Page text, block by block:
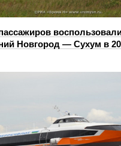
Новгород — Сухум в